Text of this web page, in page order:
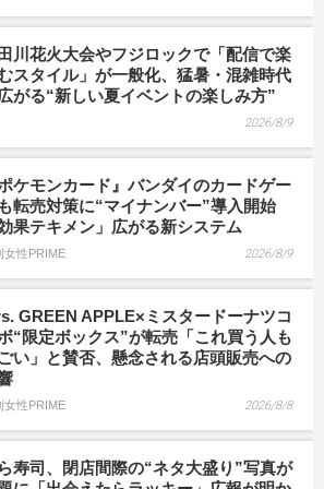
川花火大会やフジロックで「配信で楽
スタイル」が一般化、猛暑・混雑時代
がる“新しい夏イベントの楽しみ方”
2026/8/9
ポケモンカード』バンダイのカードゲー
転売対策に“マイナンバー”導入開始
効果テキメン」広がる新システム
女性PRIME 2026/8/9
GREEN APPLE×ミスタードーナツコ
“限定ボックス”が転売「これ買う人も
い」と賛否、懸念される店頭販売への
女性PRIME 2026/8/8
寿司、閉店間際の“ネタ大盛り”写真が